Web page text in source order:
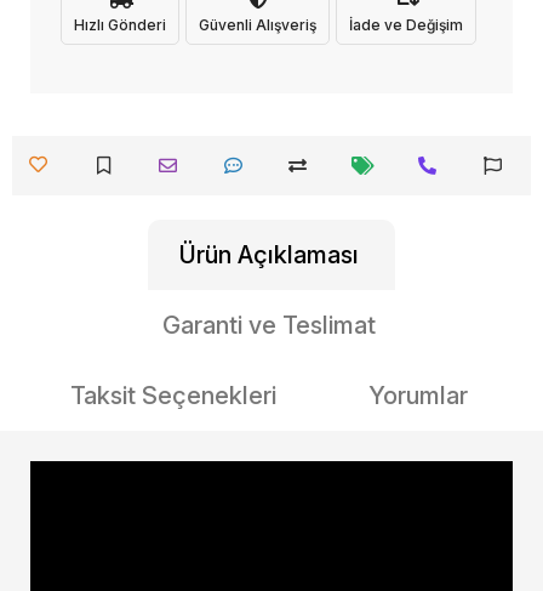
Hızlı Gönderi Güvenli Alışveriş İade ve Değişim
Ürün Açıklaması
Garanti ve Teslimat
Taksit Seçenekleri Yorumlar